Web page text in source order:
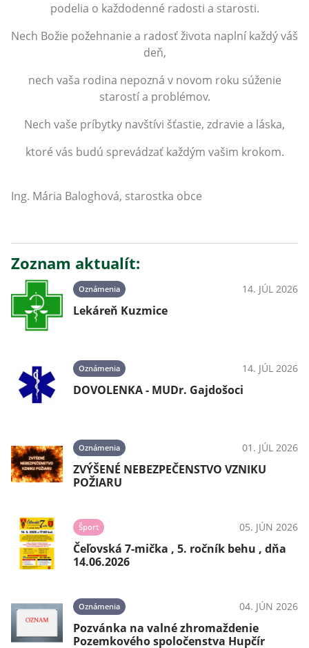
podelia o každodenné radosti a starosti.
Nech Božie požehnanie a radosť života naplní každý váš
deň,
nech vaša rodina nepozná v novom roku súženie
starostí a problémov.
Nech vaše príbytky navštívi šťastie, zdravie a láska,
ktoré vás budú sprevádzať každým vašim krokom.
Ing. Mária Baloghová, starostka obce
Zoznam aktualít:
Oznámenia 14. JÚL 2026
Lekáreň Kuzmice
Oznámenia 14. JÚL 2026
DOVOLENKA - MUDr. Gajdošoci
Oznámenia 01. JÚL 2026
ZVÝŠENÉ NEBEZPEČENSTVO VZNIKU
POŽIARU
Šport 05. JÚN 2026
Čeľovská 7-mička , 5. ročník behu , dňa
14.06.2026
Oznámenia 04. JÚN 2026
Pozvánka na valné zhromaždenie
Pozemkového spoločenstva Hupčír